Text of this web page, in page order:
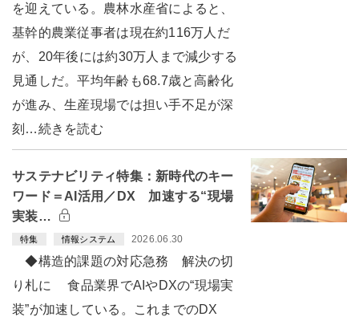
を迎えている。農林水産省によると、
基幹的農業従事者は現在約116万人だ
が、20年後には約30万人まで減少する
見通しだ。平均年齢も68.7歳と高齢化
が進み、生産現場では担い手不足が深
刻…続きを読む
サステナビリティ特集：新時代のキー
ワード＝AI活用／DX 加速する“現場
実装…
特集 情報システム 2026.06.30
◆構造的課題の対応急務 解決の切
り札に 食品業界でAIやDXの“現場実
装”が加速している。これまでのDX